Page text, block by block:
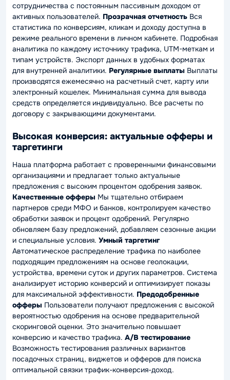
сотрудничества с постоянным пассивным доходом от
активных пользователей. Прозрачная отчетность Вся
статистика по конверсиям, кликам и доходу доступна в
режиме реального времени в личном кабинете. Подробная
аналитика по каждому источнику трафика, UTM-меткам и
типам устройств. Экспорт данных в удобных форматах
для внутренней аналитики. Регулярные выплаты Выплаты
производятся ежемесячно на расчетный счет, карту или
электронный кошелек. Минимальная сумма для вывода
средств определяется индивидуально. Все расчеты по
договору с закрывающими документами.
Высокая конверсия: актуальные офферы и
таргетинги
Наша платформа работает с проверенными финансовыми
организациями и предлагает только актуальные
предложения с высоким процентом одобрения заявок.
Качественные офферы Мы тщательно отбираем
партнеров среди МФО и банков, контролируем качество
обработки заявок и процент одобрений. Регулярно
обновляем базу предложений, добавляем сезонные акции
и специальные условия. Умный таргетинг
Автоматическое распределение трафика по наиболее
подходящим предложениям на основе геолокации,
устройства, времени суток и других параметров. Система
анализирует историю конверсий и оптимизирует показы
для максимальной эффективности. Предодобренные
офферы Пользователи получают предложения с высокой
вероятностью одобрения на основе предварительной
скоринговой оценки. Это значительно повышает
конверсию и качество трафика. A/B тестирование
Возможность тестирования различных вариантов
посадочных страниц, виджетов и офферов для поиска
оптимальной связки трафик-конверсия-доход.